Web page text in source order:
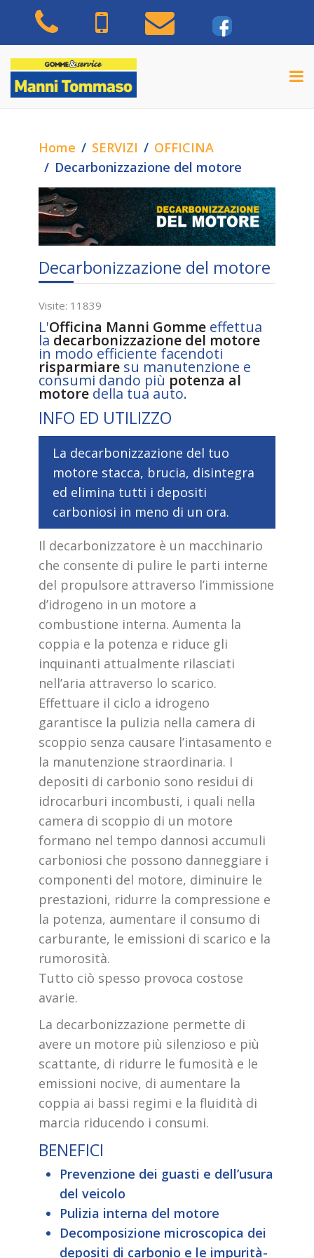
Home SERVIZI
OFFICINA
Decarbonizzazione del motore
Decarbonizzazione del motore
Visite: 11839
L'Officina Manni Gomme effettua
la decarbonizzazione del motore
in modo efficiente facendoti
risparmiare su manutenzione e
consumi dando più potenza al
motore della tua auto.
INFO ED UTILIZZO
La decarbonizzazione del tuo
motore stacca, brucia, disintegra
ed elimina tutti i depositi
carboniosi in meno di un ora.
Il decarbonizzatore è un macchinario
che consente di pulire le parti interne
del propulsore attraverso l’immissione
d’idrogeno in un motore a
combustione interna. Aumenta la
coppia e la potenza e riduce gli
inquinanti attualmente rilasciati
nell’aria attraverso lo scarico.
Effettuare il ciclo a idrogeno
garantisce la pulizia nella camera di
scoppio senza causare l’intasamento e
la manutenzione straordinaria. I
depositi di carbonio sono residui di
idrocarburi incombusti, i quali nella
camera di scoppio di un motore
formano nel tempo dannosi accumuli
carboniosi che possono danneggiare i
componenti del motore, diminuire le
prestazioni, ridurre la compressione e
la potenza, aumentare il consumo di
carburante, le emissioni di scarico e la
rumorosità.
Tutto ciò spesso provoca costose
avarie.
La decarbonizzazione permette di
avere un motore più silenzioso e più
scattante, di ridurre le fumosità e le
emissioni nocive, di aumentare la
coppia ai bassi regimi e la fluidità di
marcia riducendo i consumi.
BENEFICI
Prevenzione dei guasti e dell’usura
del veicolo
Pulizia interna del motore
Decomposizione microscopica dei
depositi di carbonio e le impurità-